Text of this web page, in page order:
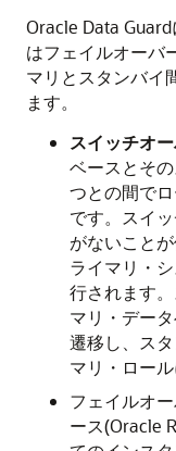
Oracle Data
はフェイルオーバ
マリとスタンバイ
ます。
スイッチオ
ベースとそ
つとの間で
です。スイ
がないこと
ライマリ・
行されます
マリ・デー
遷移し、ス
マリ・ロール
フェイルオ
ース(Oracle